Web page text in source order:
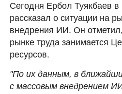
Сегодня Ербол Туякбаев в
рассказал о ситуации на
внедрения ИИ. Он
рынке труда занимается
ресурсов.
"По их данным, в
с массовым внедрением